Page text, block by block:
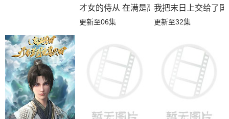
才女的侍从 在满是高岭之花的贵族学校
更新至06集
我把末日上交给了国
更新至32集